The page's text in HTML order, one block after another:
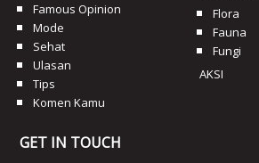
Famous Opinion
Mode
Sehat
Ulasan
Tips
Komen Kamu
Flora
Fauna
Fungi
AKSI
GET IN TOUCH